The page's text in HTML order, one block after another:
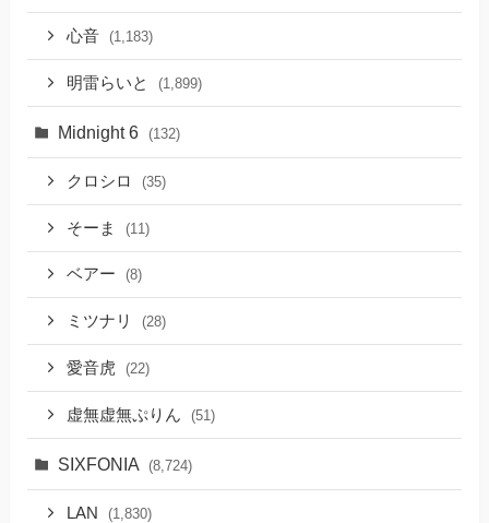
心音 (1,183)
明雷らいと (1,899)
Midnight 6 (132)
クロシロ (35)
そーま (11)
ベアー (8)
ミツナリ (28)
愛音虎 (22)
虚無虚無ぷりん (51)
SIXFONIA (8,724)
LAN (1,830)